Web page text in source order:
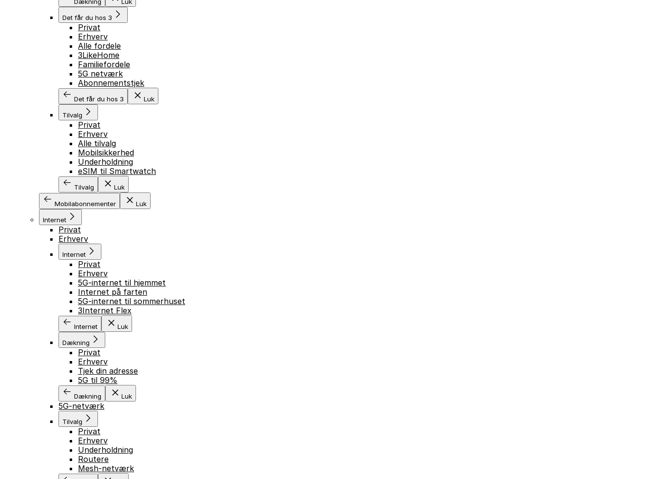
Det får du hos 3
Privat
Erhverv
Alle fordele
3LikeHome
Familiefordele
5G netværk
Abonnementstjek
Det får du hos 3 Luk
Tilvalg
Privat
Erhverv
Alle tilvalg
Mobilsikkerhed
Underholdning
eSIM til Smartwatch
Tilvalg Luk
Mobilabonnementer Luk
Internet
Privat
Erhverv
Internet
Privat
Erhverv
5G-internet til hjemmet
Internet på farten
5G-internet til sommerhuset
3Internet Flex
Internet Luk
Dækning
Privat
Erhverv
Tjek din adresse
5G til 99%
Dækning Luk
5G-netværk
Tilvalg
Privat
Erhverv
Underholdning
Routere
Mesh-netværk